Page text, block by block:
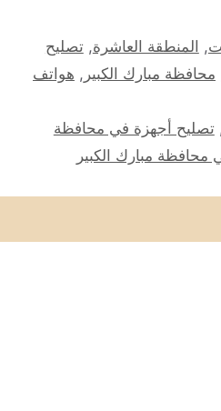
, المنطقة العاشرة,تصليح
محافظة مبارك الكبير , هواتف
تصليح أجهزة في محافظة
مبارك الكبير